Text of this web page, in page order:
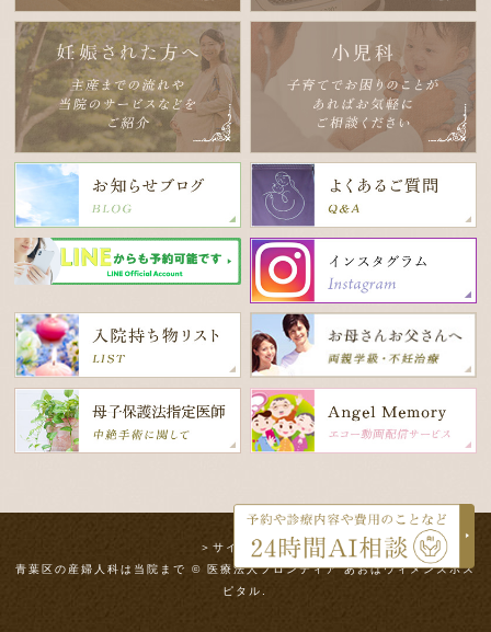
＞サイトマップ
青葉区の産婦人科は当院まで © 医療法人フロンティア あおばウィメンズホス
ピタル.